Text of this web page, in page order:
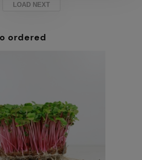
LOAD NEXT
ordered